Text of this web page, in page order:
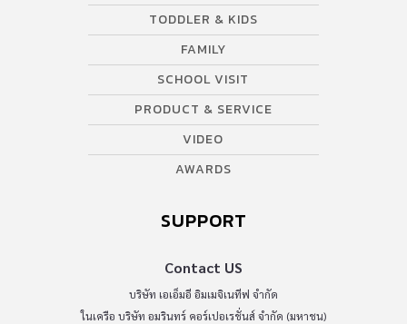
TODDLER & KIDS
FAMILY
SCHOOL VISIT
PRODUCT & SERVICE
VIDEO
AWARDS
SUPPORT
Contact US
บริษัท เอเอ็มอี อิมเมจิเนทีฟ จำกัด
ในเครือ บริษัท อมรินทร์ คอร์เปอเรชั่นส์ จำกัด (มหาชน)